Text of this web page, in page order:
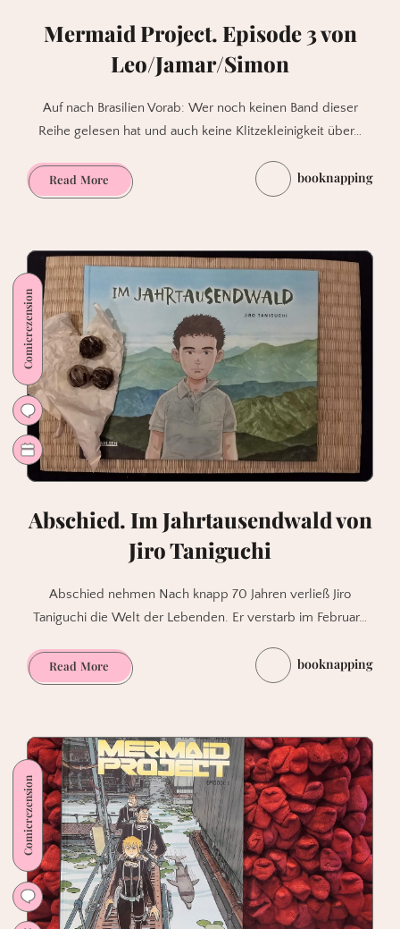
Mermaid Project. Episode 3 von
Leo/Jamar/Simon
Auf nach Brasilien Vorab: Wer noch keinen Band dieser
Reihe gelesen hat und auch keine Klitzekleinigkeit über…
Read MoreMermaid
Project.
von
Leo/Jamar/Simon
booknapping
Comicrezension
Abschied. Im Jahrtausendwald von
Jiro Taniguchi
Abschied nehmen Nach knapp 70 Jahren verließ Jiro
Taniguchi die Welt der Lebenden. Er verstarb im Februar…
Read MoreAbschied.
Im
Jiro
Taniguchi
booknapping
Comicrezension